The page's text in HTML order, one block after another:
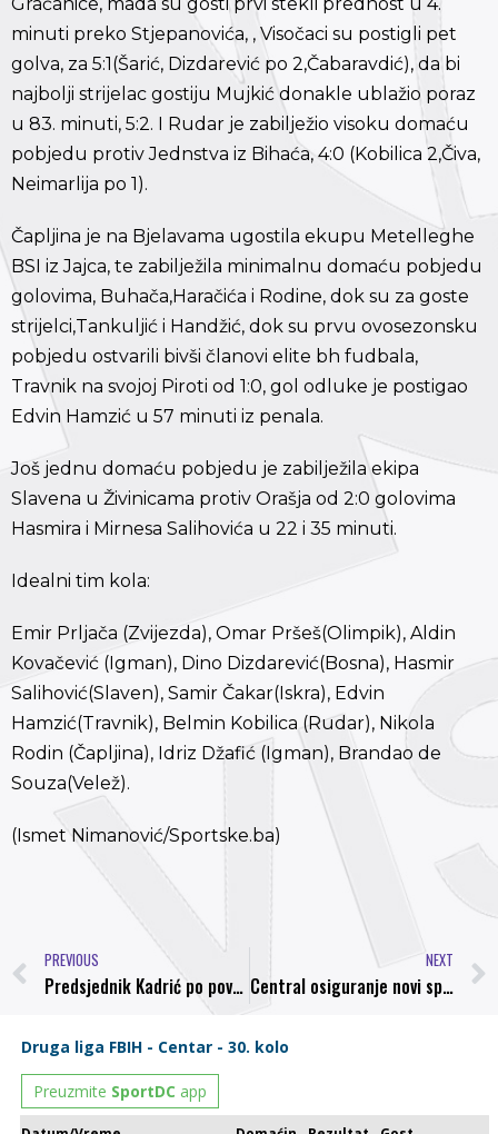
minuti preko Stjepanovića, , Visočaci su postigli pet
golva, za 5:1(Šarić, Dizdarević po 2,Čabaravdić), da bi
najbolji strijelac gostiju Mujkić donakle ublažio poraz
u 83. minuti, 5:2. I Rudar je zabilježio visoku domaću
pobjedu protiv Jednstva iz Bihaća, 4:0 (Kobilica 2,Čiva,
Neimarlija po 1).
Čapljina je na Bjelavama ugostila ekupu Metelleghe
BSI iz Jajca, te zabilježila minimalnu domaću pobjedu
golovima, Buhača,Haračića i Rodine, dok su za goste
strijelci,Tankuljić i Handžić, dok su prvu ovosezonsku
pobjedu ostvarili bivši članovi elite bh fudbala,
Travnik na svojoj Piroti od 1:0, gol odluke je postigao
Edvin Hamzić u 57 minuti iz penala.
Još jednu domaću pobjedu je zabilježila ekipa
Slavena u Živinicama protiv Orašja od 2:0 golovima
Hasmira i Mirnesa Salihovića u 22 i 35 minuti.
Idealni tim kola:
Emir Prljača (Zvijezda), Omar Pršeš(Olimpik), Aldin
Kovačević (Igman), Dino Dizdarević(Bosna), Hasmir
Salihović(Slaven), Samir Čakar(Iskra), Edvin
Hamzić(Travnik), Belmin Kobilica (Rudar), Nikola
Rodin (Čapljina), Idriz Džafić (Igman), Brandao de
Souza(Velež).
(Ismet Nimanović/Sportske.ba)
PREVIOUS
Predsjednik Kadrić po povratku sa službenog putovanja obišao povrijeđenog Mujića
NEXT
Central osiguranje novi sponzor NK Bosna Visoko